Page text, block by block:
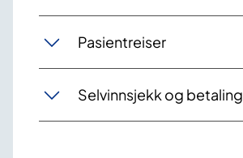
Pasientreiser
Selvinnsjekk og betaling